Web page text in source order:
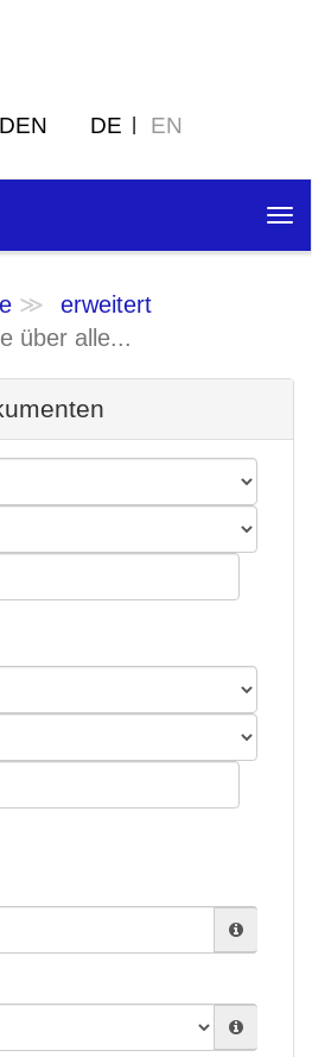
DE EN
erweitert
über alle...